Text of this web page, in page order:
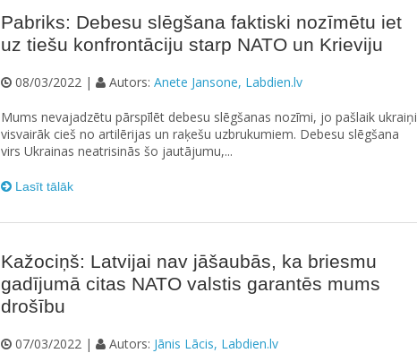
Pabriks: Debesu slēgšana faktiski nozīmētu iet
uz tiešu konfrontāciju starp NATO un Krieviju
08/03/2022 | Autors: Anete Jansone, Labdien.lv
Mums nevajadzētu pārspīlēt debesu slēgšanas nozīmi, jo pašlaik ukraiņi
visvairāk cieš no artilērijas un raķešu uzbrukumiem. Debesu slēgšana
virs Ukrainas neatrisinās šo jautājumu,...
Lasīt tālāk
Kažociņš: Latvijai nav jāšaubās, ka briesmu
gadījumā citas NATO valstis garantēs mums
drošību
07/03/2022 | Autors: Jānis Lācis, Labdien.lv